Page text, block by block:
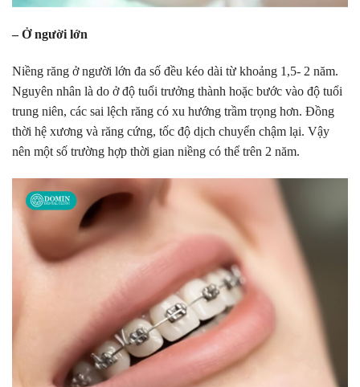
– Ở người lớn
Niềng răng ở người lớn đa số đều kéo dài từ khoảng 1,5- 2 năm.
Nguyên nhân là do ở độ tuổi trưởng thành hoặc bước vào độ tuổi
trung niên, các sai lệch răng có xu hướng trầm trọng hơn. Đồng
thời hệ xương và răng cứng, tốc độ dịch chuyển chậm lại. Vậy
nên một số trường hợp thời gian niềng có thể trên 2 năm.